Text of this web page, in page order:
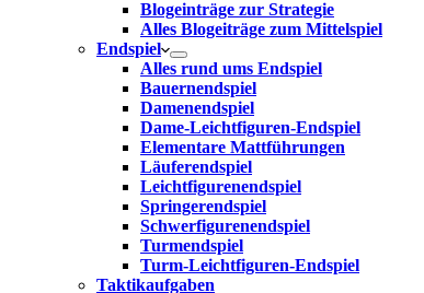
Blogeinträge zur Strategie
Alles Blogeiträge zum Mittelspiel
Endspiel
Alles rund ums Endspiel
Bauernendspiel
Damenendspiel
Dame-Leichtfiguren-Endspiel
Elementare Mattführungen
Läuferendspiel
Leichtfigurenendspiel
Springerendspiel
Schwerfigurenendspiel
Turmendspiel
Turm-Leichtfiguren-Endspiel
Taktikaufgaben